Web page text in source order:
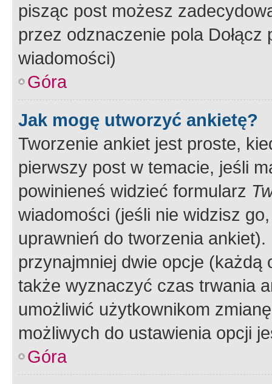
pisząc post możesz
przez odznaczenie pola
wiadomości)
Góra
Jak mogę utworzyć ankietę?
Tworzenie ankiet jest proste,
pierwszy post w temacie, jeśli
powinieneś widzieć formularz
wiadomości (jeśli nie widzisz
uprawnień do tworzenia
przynajmniej dwie opcje
także wyznaczyć czas trwania
umożliwić użytkownikom
możliwych do ustawienia opcji
Góra